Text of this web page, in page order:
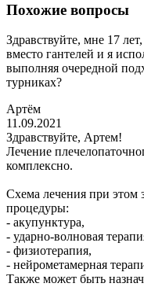
Похожие вопросы
Здравствуйте, мне 17
вместо гантелей и я
выполняя очередной
турниках?
Артём
11.09.2021
Здравствуйте, Артем!
Лечение
комплексно.
Схема лечения при этом
процедуры:
- акупунктура,
- ударно-волновая
- физиотерапия,
- нейрометамерная
Также может быть